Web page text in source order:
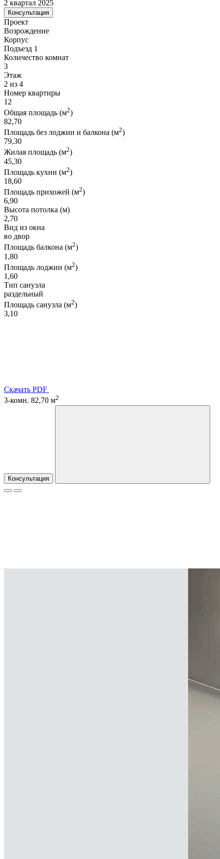
2 квартал 2025
Консультация
Проект
Возрождение
Корпус
Подъезд 1
Количество комнат
3
Этаж
2 из 4
Номер квартиры
12
Общая площадь (м2)
82,70
Площадь без лоджии и балкона (м2)
79,30
Жилая площадь (м2)
45,30
Площадь кухни (м2)
18,60
Площадь прихожей (м2)
6,90
Высота потолка (м)
2,70
Вид из окна
во двор
Площадь балкона (м2)
1,80
Площадь лоджии (м2)
1,60
Тип санузла
раздельный
Площадь санузла (м2)
3,10
Скачать PDF
3-комн. 82,70 м2
Консультация